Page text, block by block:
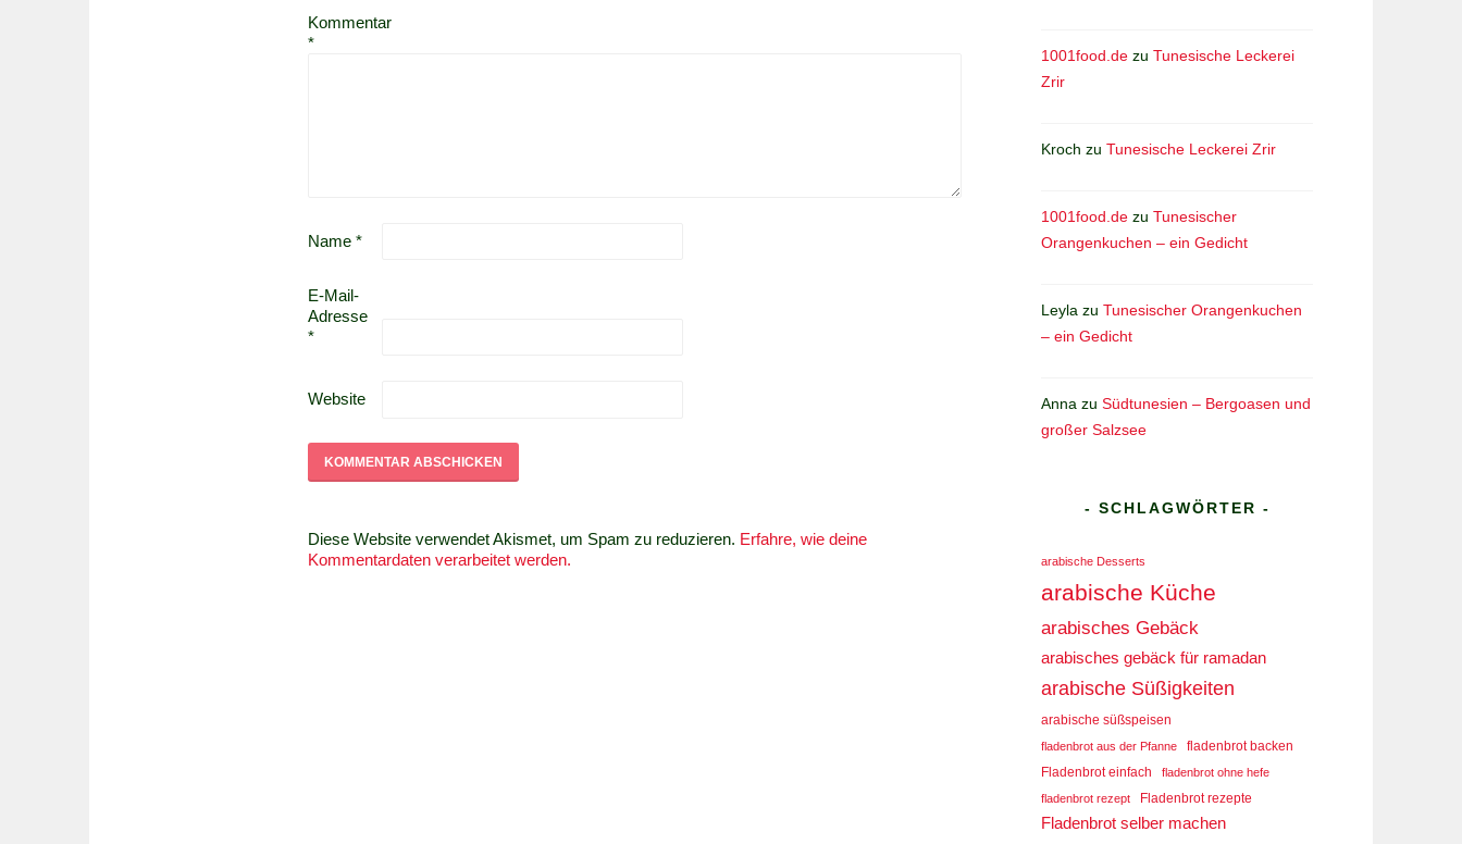
Kommentar
*
Name *
E-Mail-
Adresse
*
Website
Diese Website verwendet Akismet, um Spam zu reduzieren. Erfahre, wie deine
Kommentardaten verarbeitet werden.
1001food.de zu Tunesische Leckerei
Zrir
Kroch zu Tunesische Leckerei Zrir
1001food.de zu Tunesischer
Orangenkuchen – ein Gedicht
Leyla zu Tunesischer Orangenkuchen
– ein Gedicht
Anna zu Südtunesien – Bergoasen und
großer Salzsee
- SCHLAGWÖRTER -
arabische Desserts
arabische Küche
arabisches Gebäck
arabisches gebäck für ramadan
arabische Süßigkeiten
arabische süßspeisen
fladenbrot aus der Pfanne
fladenbrot backen
Fladenbrot einfach
fladenbrot ohne hefe
fladenbrot rezept
Fladenbrot rezepte
Fladenbrot selber machen